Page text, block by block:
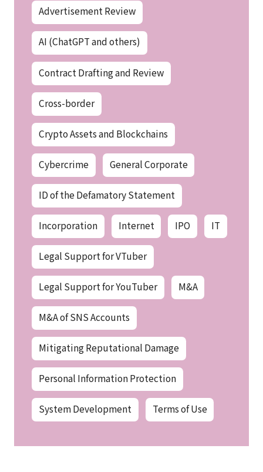
Advertisement Review
AI (ChatGPT and others)
Contract Drafting and Review
Cross-border
Crypto Assets and Blockchains
Cybercrime General Corporate
ID of the Defamatory Statement
Incorporation Internet IPO IT
Legal Support for VTuber
Legal Support for YouTuber M&A
M&A of SNS Accounts
Mitigating Reputational Damage
Personal Information Protection
System Development Terms of Use